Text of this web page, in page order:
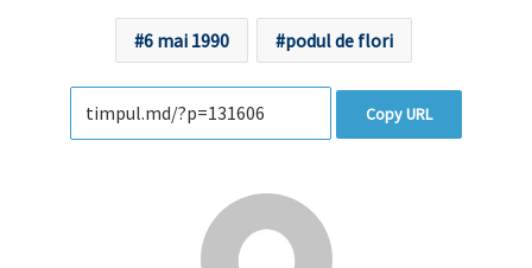
6 mai 1990 podul de flori
Copy URL